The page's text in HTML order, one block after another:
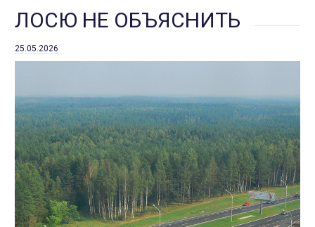
ЛОСЮ НЕ ОБЪЯСНИТЬ
25.05.2026